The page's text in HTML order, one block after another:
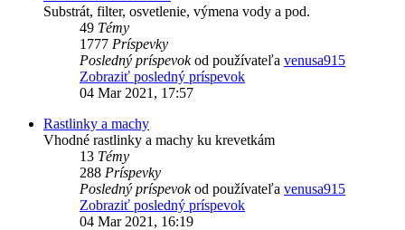
Substrát, filter, osvetlenie, výmena vody a pod.
49 Témy
1777 Príspevky
Posledný príspevokod používateľa venusa915
Zobraziť posledný príspevok
04 Mar 2021, 17:57
Rastlinky a machy
Vhodné rastlinky a machy ku krevetkám
13 Témy
288 Príspevky
Posledný príspevokod používateľa venusa915
Zobraziť posledný príspevok
04 Mar 2021, 16:19